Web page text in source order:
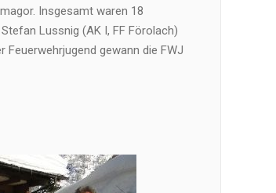
Insgesamt waren 18
Lussnig (AK I, FF Förolach)
gewann die FWJ